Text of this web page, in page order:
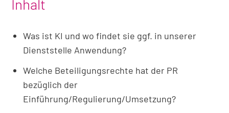
Inhalt
Was ist KI und wo findet sie ggf. in unserer
Dienststelle Anwendung?
Welche Beteiligungsrechte hat der PR
bezüglich der
Einführung/Regulierung/Umsetzung?